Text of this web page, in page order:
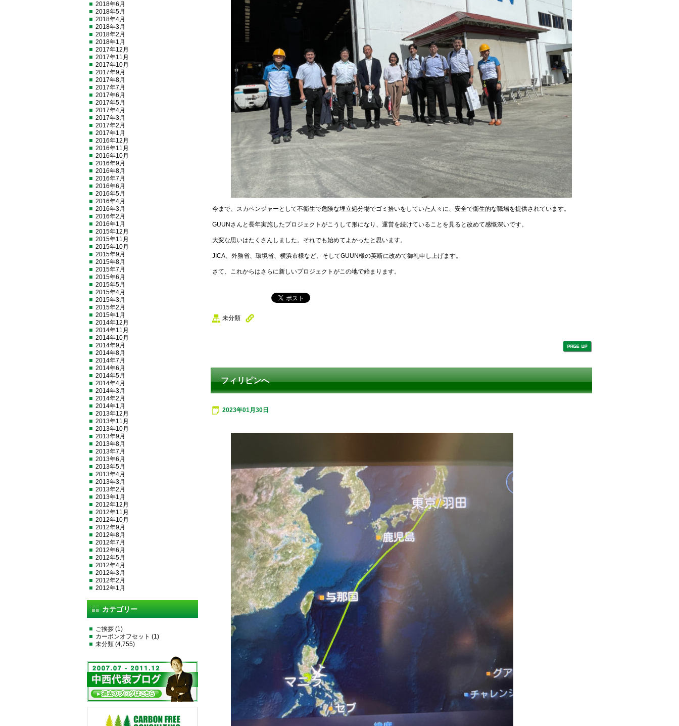
今まで、スカベンジャーとして不衛生で危険な埋立処分場でゴミ拾いをしていた人々に、安全で衛生的な職場を提供されています。
GUUNさんと長年実施したプロジェクトがこうして形になり、運営を続けていることを見ると改めて感慨深いです。
大変な思いはたくさんしました。それでも始めてよかったと思います。
JICA、外務省、環境省、横浜市様など、そしてGUUN様の英断に改めて御礼申し上げます。
さて、これからはさらに新しいプロジェクトがこの地で始まります。
未分類
フィリピンへ
2023年01月30日
2018年6月
2018年5月
2018年4月
2018年3月
2018年2月
2018年1月
2017年12月
2017年11月
2017年10月
2017年9月
2017年8月
2017年7月
2017年6月
2017年5月
2017年4月
2017年3月
2017年2月
2017年1月
2016年12月
2016年11月
2016年10月
2016年9月
2016年8月
2016年7月
2016年6月
2016年5月
2016年4月
2016年3月
2016年2月
2016年1月
2015年12月
2015年11月
2015年10月
2015年9月
2015年8月
2015年7月
2015年6月
2015年5月
2015年4月
2015年3月
2015年2月
2015年1月
2014年12月
2014年11月
2014年10月
2014年9月
2014年8月
2014年7月
2014年6月
2014年5月
2014年4月
2014年3月
2014年2月
2014年1月
2013年12月
2013年11月
2013年10月
2013年9月
2013年8月
2013年7月
2013年6月
2013年5月
2013年4月
2013年3月
2013年2月
2013年1月
2012年12月
2012年11月
2012年10月
2012年9月
2012年8月
2012年7月
2012年6月
2012年5月
2012年4月
2012年3月
2012年2月
2012年1月
カテゴリー
ご挨拶 (1)
カーボンオフセット (1)
未分類 (4,755)